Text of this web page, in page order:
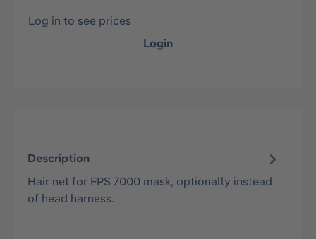
Log in to see prices
Login
Description
Hair net for FPS 7000 mask, optionally instead
of head harness.